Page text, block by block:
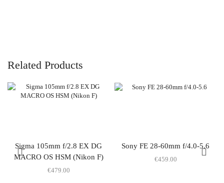
Related Products
Sigma 105mm f/2.8 EX DG
MACRO OS HSM (Nikon F)
€479.00
Sony FE 28-60mm f/4.0-5.6
€459.00